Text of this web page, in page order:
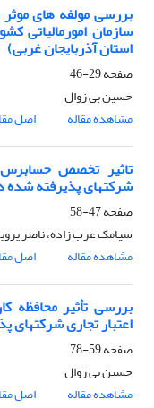
بررسی مولفه های موثر
سازمان امورمالیاتی
استان آذربایجان غربی)
صفحه29-46
حسین بی زوال
مشاهده مقاله
اصل
تاثیر تخصص
شرکتهای پذیرفته شده
صفحه47-58
سیامک عرب زاده، ناصر
مشاهده مقاله
اصل
بررسی تأثیر محافظه
اعتبار تجاری شرکتهای
صفحه59-78
حسین بی زوال
مشاهده مقاله
اصل